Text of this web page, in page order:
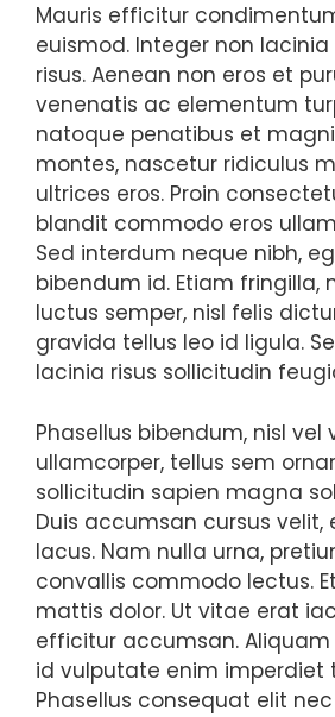
Mauris efficitur
euismod. Integer non
risus. Aenean non eros et
venenatis ac elementum
natoque penatibus et
montes, nascetur ridiculus
ultrices eros. Proin
blandit commodo eros
Sed interdum neque nibh,
bibendum id. Etiam fringilla,
luctus semper, nisl felis
gravida tellus leo id ligula.
lacinia risus sollicitudin
Phasellus bibendum, nisl vel
ullamcorper, tellus sem
sollicitudin sapien magna
Duis accumsan cursus velit,
lacus. Nam nulla urna,
convallis commodo lectus.
mattis dolor. Ut vitae erat
efficitur accumsan.
id vulputate enim imperdiet
Phasellus consequat elit